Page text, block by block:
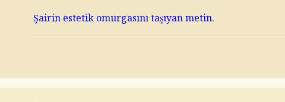
Şairin estetik omurgasını taşıyan metin.